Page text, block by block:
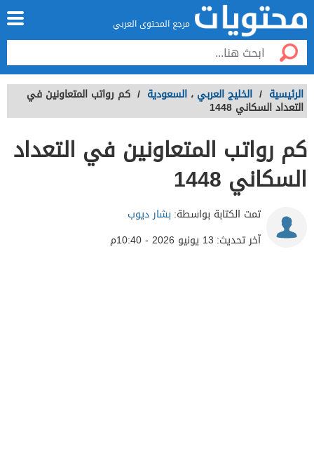
مرجع المحتوى العربي
الرئيسية / الخليج العربي ، السعودية / كم رواتب المتعاونين في
التعداد السكاني 1448
كم رواتب المتعاونين في التعداد
السكاني 1448
تمت الكتابة بواسطة: بشار ديوب
آخر تحديث: 13 يونيو 2026 - 10:40م